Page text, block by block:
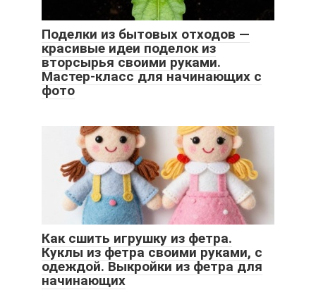
Поделки из бытовых отходов —
красивые идеи поделок из
вторсырья своими руками.
Мастер-класс для начинающих с
фото
Как сшить игрушку из фетра.
Куклы из фетра своими руками, с
одеждой. Выкройки из фетра для
начинающих